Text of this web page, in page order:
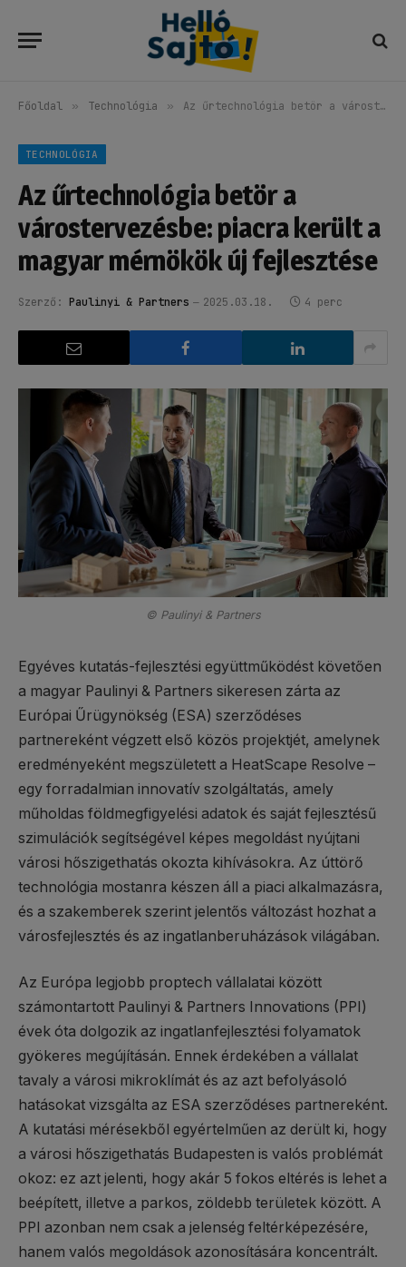
Főoldal » Technológia » Az űrtechnológia betör a várostervezésbe: piacra került a magyar mérnökök új fejlesztése
TECHNOLÓGIA
Az űrtechnológia betör a
várostervezésbe: piacra került a
magyar mérnökök új fejlesztése
Szerző: Paulinyi & Partners 2025.03.18. 4 perc
© Paulinyi & Partners
Egyéves kutatás-fejlesztési együttműködést követően
a magyar Paulinyi & Partners sikeresen zárta az
Európai Űrügynökség (ESA) szerződéses
partnereként végzett első közös projektjét, amelynek
eredményeként megszületett a HeatScape Resolve –
egy forradalmian innovatív szolgáltatás, amely
műholdas földmegfigyelési adatok és saját fejlesztésű
szimulációk segítségével képes megoldást nyújtani
városi hőszigethatás okozta kihívásokra. Az úttörő
technológia mostanra készen áll a piaci alkalmazásra,
és a szakemberek szerint jelentős változást hozhat a
városfejlesztés és az ingatlanberuházások világában.
Az Európa legjobb proptech vállalatai között
számontartott Paulinyi & Partners Innovations (PPI)
évek óta dolgozik az ingatlanfejlesztési folyamatok
gyökeres megújításán. Ennek érdekében a vállalat
tavaly a városi mikroklímát és az azt befolyásoló
hatásokat vizsgálta az ESA szerződéses partnereként.
A kutatási mérésekből egyértelműen az derült ki, hogy
a városi hőszigethatás Budapesten is valós problémát
okoz: ez azt jelenti, hogy akár 5 fokos eltérés is lehet a
beépített, illetve a parkos, zöldebb területek között. A
PPI azonban nem csak a jelenség feltérképezésére,
hanem valós megoldások azonosítására koncentrált.